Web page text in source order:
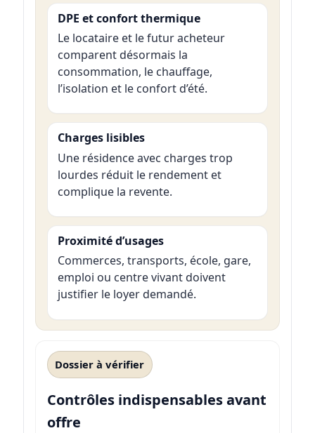
DPE et confort thermique
Le locataire et le futur acheteur
comparent désormais la
consommation, le chauffage,
l’isolation et le confort d’été.
Charges lisibles
Une résidence avec charges trop
lourdes réduit le rendement et
complique la revente.
Proximité d’usages
Commerces, transports, école, gare,
emploi ou centre vivant doivent
justifier le loyer demandé.
Dossier à vérifier
Contrôles indispensables avant
offre